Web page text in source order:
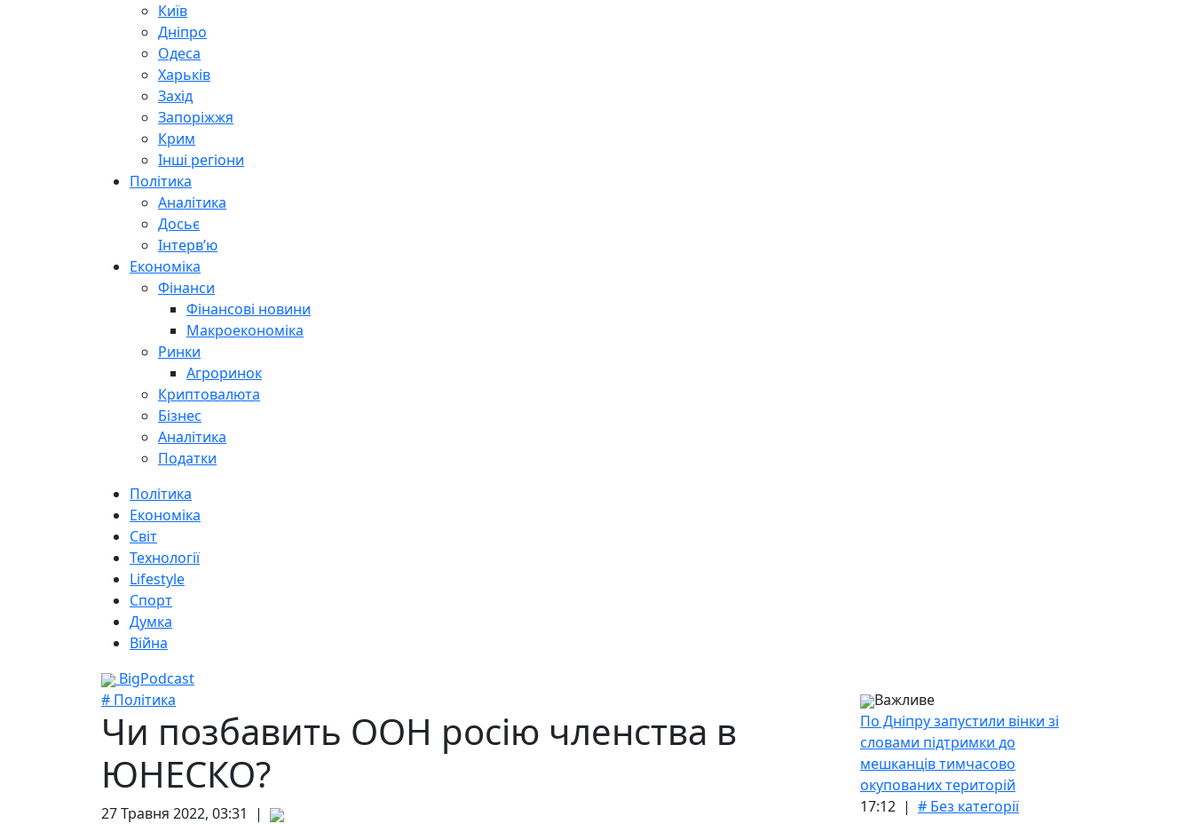
Київ
Дніпро
Одеса
Харьків
Захід
Запоріжжя
Крим
Інші регіони
Політика
Аналітика
Досьє
Інтерв’ю
Економіка
Фінанси
Фінансові новини
Макроекономіка
Ринки
Агроринок
Криптовалюта
Бізнес
Аналітика
Податки
Політика
Економіка
Світ
Технології
Lifestyle
Спорт
Думка
Війна
BigPodcast
# Політика
Чи позбавить ООН росію членства в
ЮНЕСКО?
27 Травня 2022, 03:31 |
Важливе
По Дніпру запустили вінки зі
словами підтримки до
мешканців тимчасово
окупованих територій
17:12 | # Без категорії